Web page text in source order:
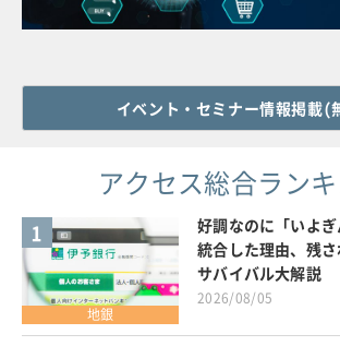
イベント・セミナー情報掲載(
アクセス総合ラン
1
地銀
好調なのに「いよ
統合した理由、残
サバイバル大解説
2026/08/05